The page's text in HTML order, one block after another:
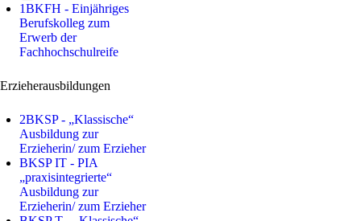
1BKFH - Einjähriges
Berufskolleg zum
Erwerb der
Fachhochschulreife
Erzieherausbildungen
2BKSP - „Klassische“
Ausbildung zur
Erzieherin/ zum Erzieher
BKSP IT - PIA
„praxisintegrierte“
Ausbildung zur
Erzieherin/ zum Erzieher